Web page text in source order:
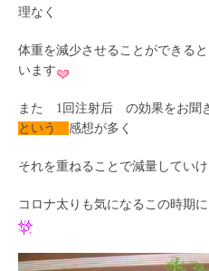
理なく
体重を減少させることができ
います
また 1回注射后 の効果をお聞
という 感想が多く
それを重ねることで減量してい
コロナ太りも気になるこの時期